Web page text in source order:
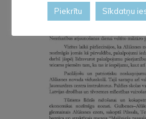
Piekrītu Sīkdatņu